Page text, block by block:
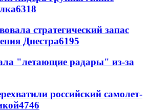
6318
стратегический запас
Днестра6195
"летающие радары" из-за
российский самолет-
4746